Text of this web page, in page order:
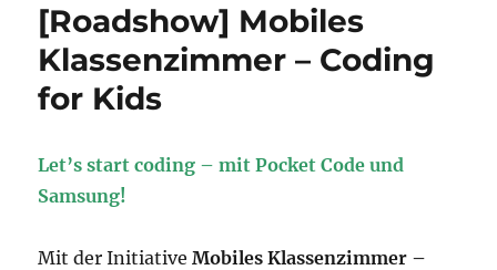
[Roadshow] Mobiles
Klassenzimmer – Coding
for Kids
Let’s start coding – mit Pocket Code und
Samsung!
Mit der InitiativeMobiles Klassenzimmer –